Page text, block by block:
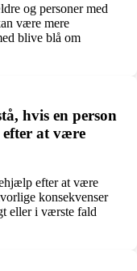
og personer med
være mere
blive blå om
hvis en person
at være
efter at være
konsekvenser
eller i værste fald